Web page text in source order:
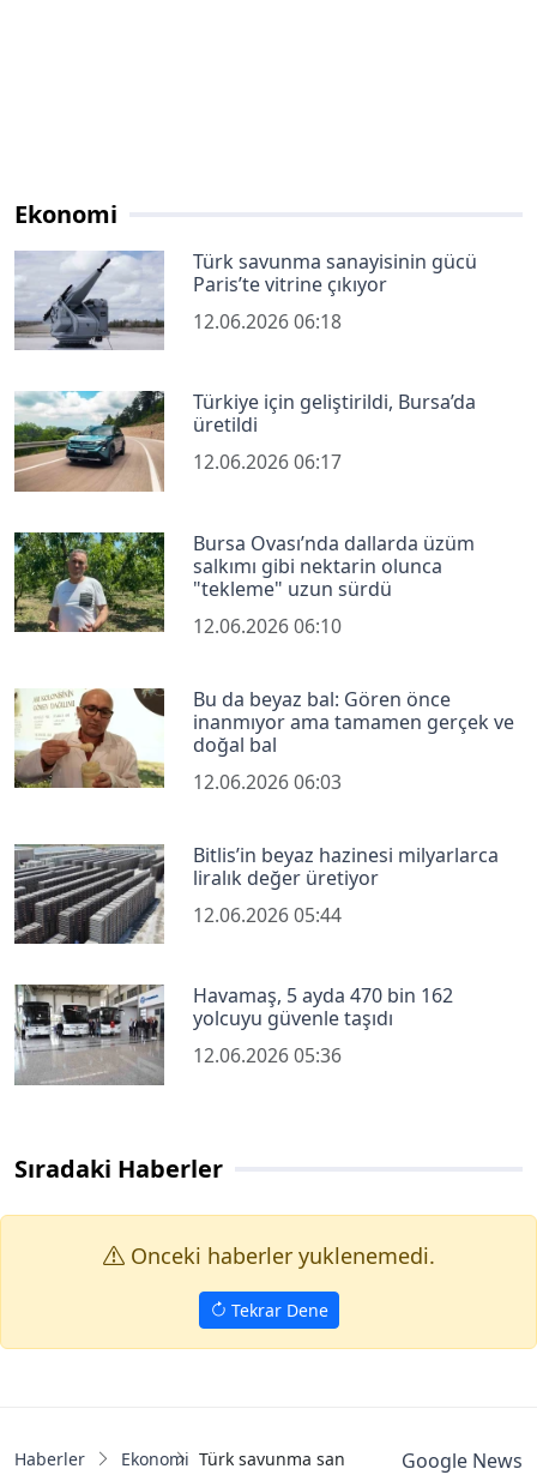
Ekonomi
Türk savunma sanayisinin gücü
Paris’te vitrine çıkıyor
12.06.2026 06:18
Türkiye için geliştirildi, Bursa’da
üretildi
12.06.2026 06:17
Bursa Ovası’nda dallarda üzüm
salkımı gibi nektarin olunca
"tekleme" uzun sürdü
12.06.2026 06:10
Bu da beyaz bal: Gören önce
inanmıyor ama tamamen gerçek ve
doğal bal
12.06.2026 06:03
Bitlis’in beyaz hazinesi milyarlarca
liralık değer üretiyor
12.06.2026 05:44
Havamaş, 5 ayda 470 bin 162
yolcuyu güvenle taşıdı
12.06.2026 05:36
Sıradaki Haberler
Onceki haberler yuklenemedi.
Tekrar Dene
Haberler Ekonomi Türk savunma sanayisinin gücü Paris’te
Google News